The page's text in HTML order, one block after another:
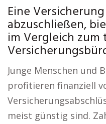
Eine
abzuschließen,
im Vergleich
Junge Menschen und
profitieren finanziell
meist günstig sind.